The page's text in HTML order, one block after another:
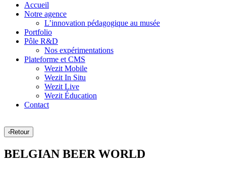
Accueil
Notre agence
L’innovation pédagogique au musée
Portfolio
Pôle R&D
Nos expérimentations
Plateforme et CMS
Wezit Mobile
Wezit In Situ
Wezit Live
Wezit Éducation
Contact
‹Retour
BELGIAN BEER WORLD